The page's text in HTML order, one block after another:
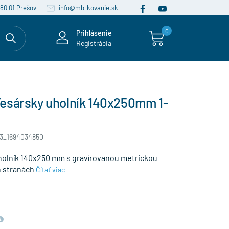
01 Prešov info@mb-kovanie.sk
Prihlásenie
Registrácia
0
uholník 140x250mm 1-
140x250 mm s gravírovanou metrickou
stranách Čítať viac